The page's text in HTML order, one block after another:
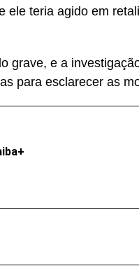
ele teria agido em
grave, e a
para esclarecer as